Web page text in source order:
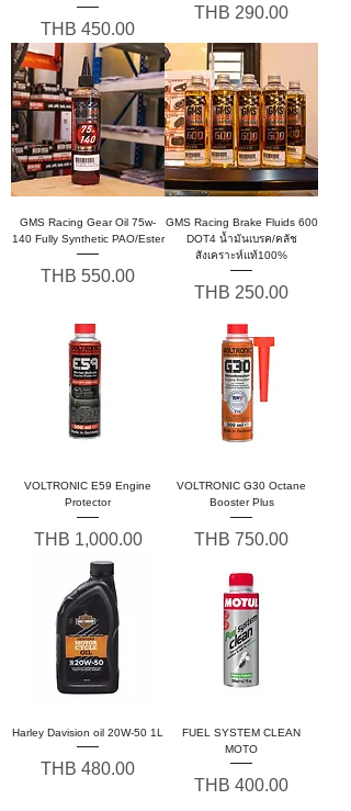
Price
THB 450.00
Price
THB 290.00
GMS Racing Gear Oil 75w-
140 Fully Synthetic PAO/Ester
Price
THB 550.00
GMS Racing Brake Fluids 600
DOT4 น้ำมันเบรค/คลัช
สังเคราะห์แท้100%
Price
THB 250.00
VOLTRONIC E59 Engine
Protector
Price
THB 1,000.00
VOLTRONIC G30 Octane
Booster Plus
Price
THB 750.00
Harley Davision oil 20W-50 1L
Price
THB 480.00
FUEL SYSTEM CLEAN
MOTO
Price
THB 400.00